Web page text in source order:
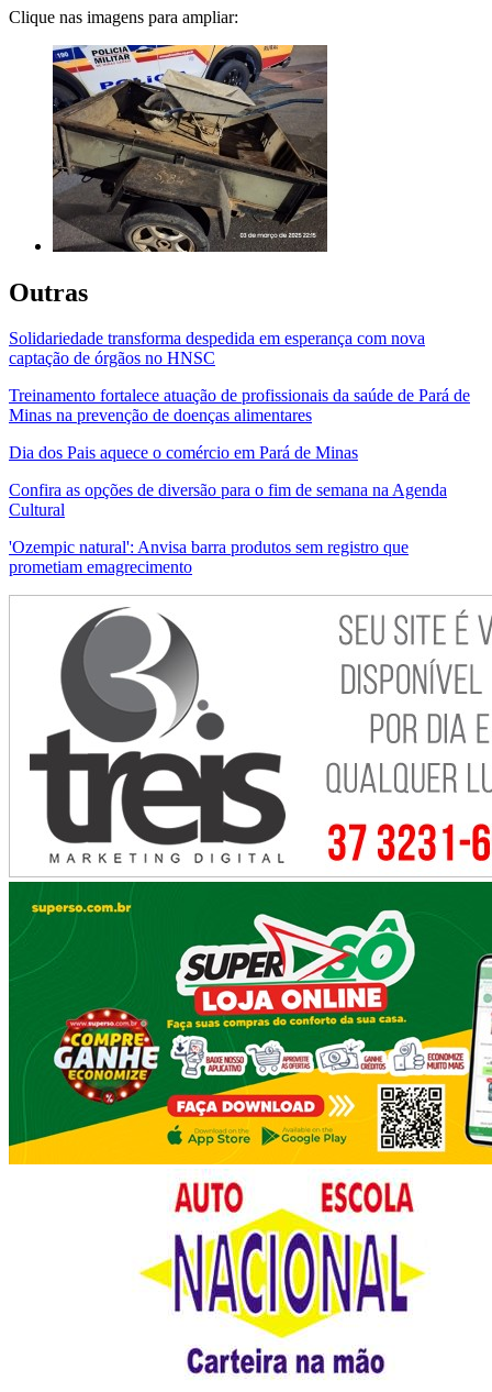
Clique nas imagens para ampliar:
Outras
Solidariedade transforma despedida em esperança com nova
captação de órgãos no HNSC
Treinamento fortalece atuação de profissionais da saúde de Pará de
Minas na prevenção de doenças alimentares
Dia dos Pais aquece o comércio em Pará de Minas
Confira as opções de diversão para o fim de semana na Agenda
Cultural
'Ozempic natural': Anvisa barra produtos sem registro que
prometiam emagrecimento